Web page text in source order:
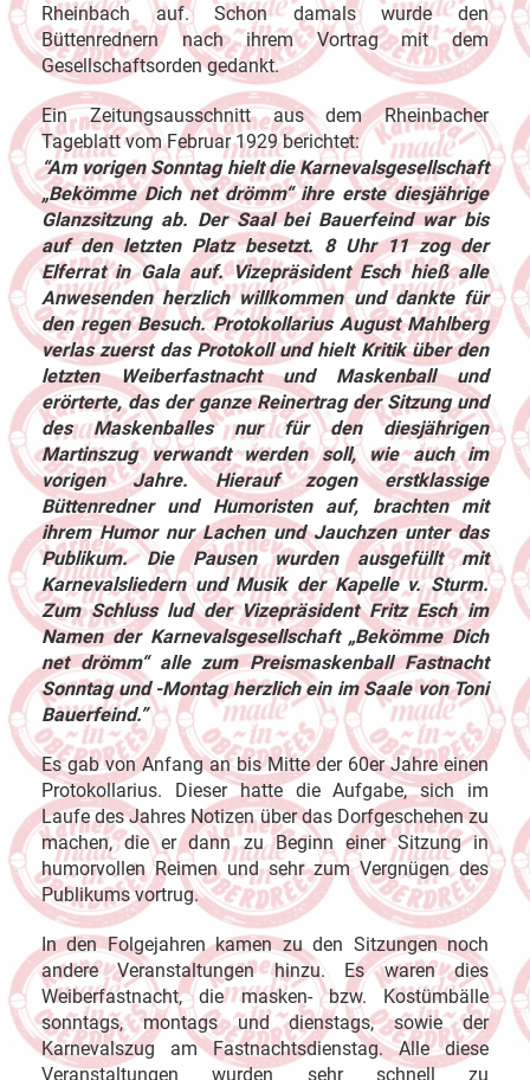
Rheinbach auf. Schon damals wurde den
Büttenrednern nach ihrem Vortrag mit dem
Gesellschaftsorden gedankt.
Ein Zeitungsausschnitt aus dem Rheinbacher
Tageblatt vom Februar 1929 berichtet:
“Am vorigen Sonntag hielt die Karnevalsgesellschaft
„Bekömme Dich net drömm“ ihre erste diesjährige
Glanzsitzung ab. Der Saal bei Bauerfeind war bis
auf den letzten Platz besetzt. 8 Uhr 11 zog der
Elferrat in Gala auf. Vizepräsident Esch hieß alle
Anwesenden herzlich willkommen und dankte für
den regen Besuch. Protokollarius August Mahlberg
verlas zuerst das Protokoll und hielt Kritik über den
letzten Weiberfastnacht und Maskenball und
erörterte, das der ganze Reinertrag der Sitzung und
des Maskenballes nur für den diesjährigen
Martinszug verwandt werden soll, wie auch im
vorigen Jahre. Hierauf zogen erstklassige
Büttenredner und Humoristen auf, brachten mit
ihrem Humor nur Lachen und Jauchzen unter das
Publikum. Die Pausen wurden ausgefüllt mit
Karnevalsliedern und Musik der Kapelle v. Sturm.
Zum Schluss lud der Vizepräsident Fritz Esch im
Namen der Karnevalsgesellschaft „Bekömme Dich
net drömm“ alle zum Preismaskenball Fastnacht
Sonntag und -Montag herzlich ein im Saale von Toni
Bauerfeind.”
Es gab von Anfang an bis Mitte der 60er Jahre einen
Protokollarius. Dieser hatte die Aufgabe, sich im
Laufe des Jahres Notizen über das Dorfgeschehen zu
machen, die er dann zu Beginn einer Sitzung in
humorvollen Reimen und sehr zum Vergnügen des
Publikums vortrug.
In den Folgejahren kamen zu den Sitzungen noch
andere Veranstaltungen hinzu. Es waren dies
Weiberfastnacht, die masken- bzw. Kostümbälle
sonntags, montags und dienstags, sowie der
Karnevalszug am Fastnachtsdienstag. Alle diese
Veranstaltungen wurden sehr schnell zu